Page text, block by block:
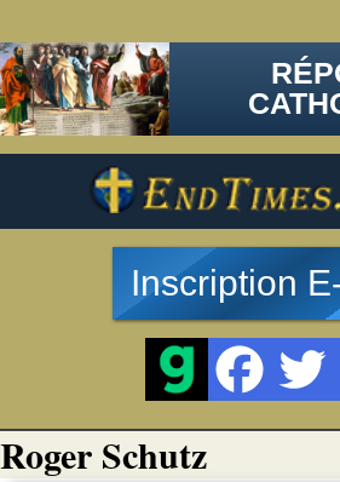
Inscription
Roger Schutz